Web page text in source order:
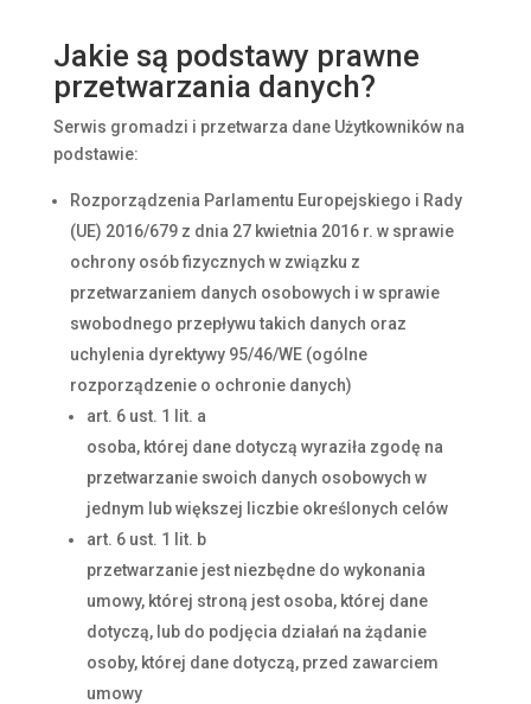
Jakie są podstawy prawne
przetwarzania danych?
Serwis gromadzi i przetwarza dane Użytkowników na
podstawie:
Rozporządzenia Parlamentu Europejskiego i Rady
(UE) 2016/679 z dnia 27 kwietnia 2016 r. w sprawie
ochrony osób fizycznych w związku z
przetwarzaniem danych osobowych i w sprawie
swobodnego przepływu takich danych oraz
uchylenia dyrektywy 95/46/WE (ogólne
rozporządzenie o ochronie danych)
art. 6 ust. 1 lit. a
osoba, której dane dotyczą wyraziła zgodę na
przetwarzanie swoich danych osobowych w
jednym lub większej liczbie określonych celów
art. 6 ust. 1 lit. b
przetwarzanie jest niezbędne do wykonania
umowy, której stroną jest osoba, której dane
dotyczą, lub do podjęcia działań na żądanie
osoby, której dane dotyczą, przed zawarciem
umowy